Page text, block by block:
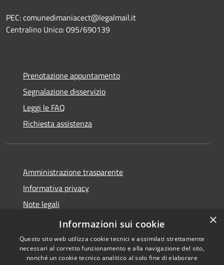
PEC: comunedimaniacect@legalmail.it
Centralino Unico: 095/690139
Prenotazione appuntamento
Segnalazione disservizio
Leggi le FAQ
Richiesta assistenza
Amministrazione trasparente
Informativa privacy
Note legali
Dichiarazione di accessibilità
×
Informazioni sui cookie
Questo sito web utilizza cookie tecnici e assimilati strettamente
necessari al corretto funzionamento e alla navigazione del sito,
nonché un cookie tecnico analitico al solo fine di elaborare